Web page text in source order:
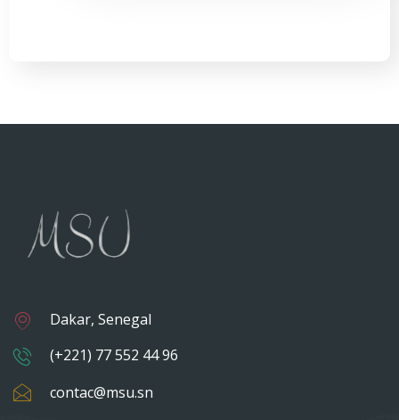
Dakar, Senegal
(+221) 77 552 44 96
contac@msu.sn